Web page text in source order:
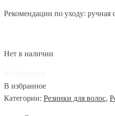
Рекомендации по уходу: ручная
Нет в наличии
В избранное
Категории: Резинки для волос,